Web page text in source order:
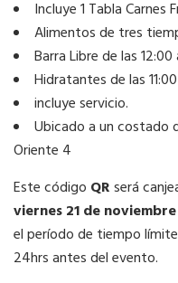
Incluye 1 Tabla Carnes
Alimentos de tres
Barra Libre de las
Hidratantes de las
incluye servicio.
Ubicado a un costado
Oriente 4
Este código QRserá
viernes 21 de noviembre
el período de tiempo
24hrs antes del evento.